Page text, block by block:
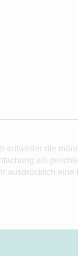
entweder die
als
ausdrücklich